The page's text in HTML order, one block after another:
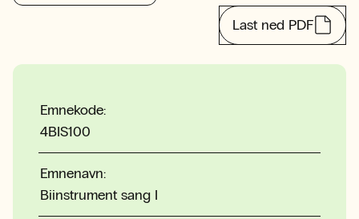
Last ned PDF
Emnekode:
4BIS100
Emnenavn:
Biinstrument sang I